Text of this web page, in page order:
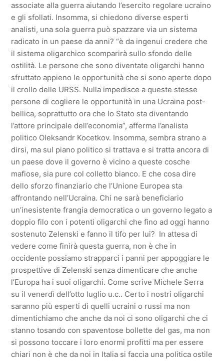
associate alla guerra aiutando l’esercito regolare ucraino
e gli sfollati. Insomma, si chiedono diverse esperti
analisti, una sola guerra può spazzare via un sistema
radicato in un paese da anni? “è da ingenui credere che
il sistema oligarchico scomparirà sullo sfondo delle
ostilità. Le persone che sono diventate oligarchi hanno
sfruttato appieno le opportunità che si sono aperte dopo
il crollo delle URSS. Nulla impedisce a queste stesse
persone di cogliere le opportunità in una Ucraina post-
bellica, soprattutto ora che lo Stato sta diventando
l’attore principale dell’economia”, afferma l’analista
politico Oleksandr Kocetkov. Insomma, sembra strano a
dirsi, ma sul piano politico si trattava e si tratta ancora di
un paese dove il governo è vicino a queste cosche
mafiose, sia pure col colletto bianco. E che cosa dire
dello sforzo finanziario che l’Unione Europea sta
affrontando nell’Ucraina. Chi ne sarà beneficiario
un’inesistente frangia democratica o un governo legato a
doppio filo con i potenti oligarchi che fino ad oggi hanno
sostenuto Zelenski e fanno il tifo per lui? In attesa di
vedere come finirà questa guerra, non è che in
occidente possiamo strapparci i panni per appoggiare le
prospettive di Zelenski senza dimenticare che anche
l’Europa ha i suoi oligarchi. Come scrive Michele Serra
su il venerdì dell’otto luglio u.c.. Certo i nostri oligarchi
saranno più esperti di quelli ucraini o russi ma non
dimentichiamo che anche da noi ci sono oligarchi che ci
stanno tosando con spaventose bollette del gas, ma non
si possono toccare i loro enormi profitti ma per essere
chiari non è che da noi in Italia si faccia una politica ostile